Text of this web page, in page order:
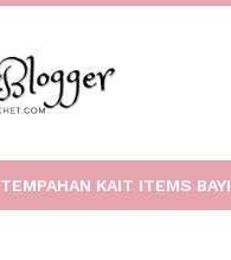
TEMPAHAN KAIT ITEMS BAYI